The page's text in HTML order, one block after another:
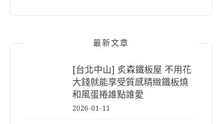
最新文章
[台北中山] 炙森鐵板屋 不用花
大錢就能享受質感精緻鐵板燒
和風蛋捲誰點誰愛
2026-01-11